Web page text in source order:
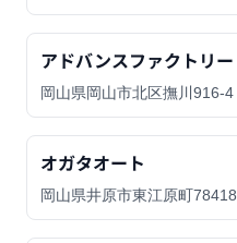
アドバンスファクトリー
岡山県岡山市北区撫川916-4
オガタオート
岡山県井原市東江原町78418